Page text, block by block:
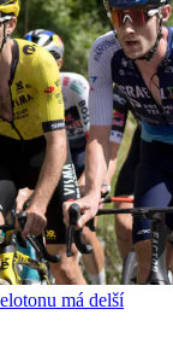
má delší